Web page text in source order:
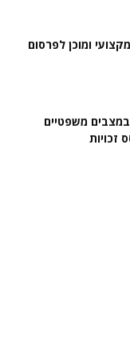
ומוכן לפרסום
משפטיים
זכויות